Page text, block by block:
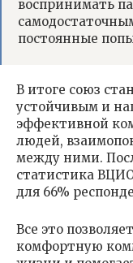
воспринимать
постоянные
В итоге союз
устойчивым и
эффективной
людей,
между ними.
статистика
для 66%
Все это
комфортную